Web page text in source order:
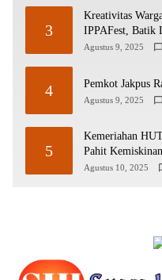
3
Kreativitas
IPPAFest, Batik
Agustus 9, 2025
4 Pemkot Jakpus
Agustus 9, 2025
5
Kemeriahan
Pahit
Agustus 10, 2025